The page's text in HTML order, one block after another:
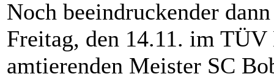
Noch beeindruckender
Freitag, den 14.11. im
amtierenden Meister SC